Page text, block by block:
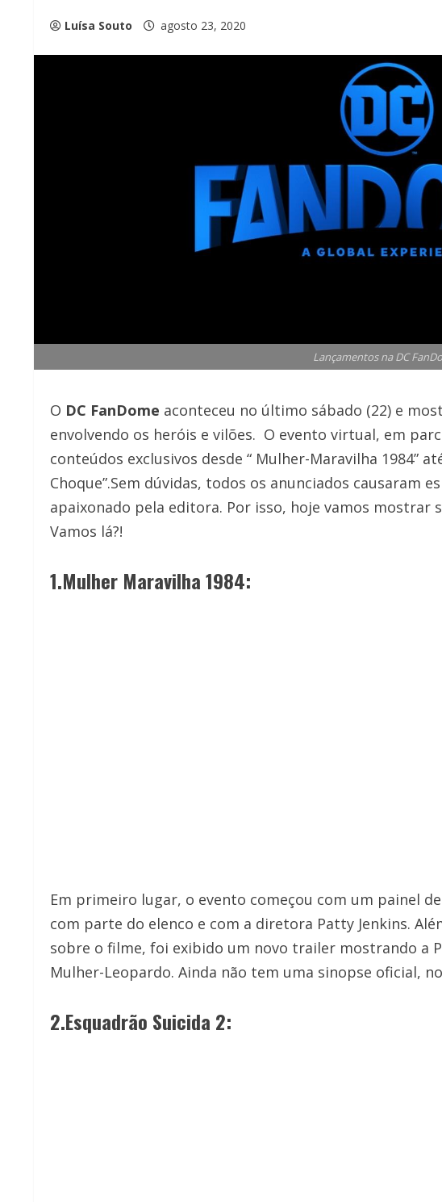
Luísa Souto agosto 23, 2020
Lançamentos na DC
O DC FanDome aconteceu no último sábado (22) e
envolvendo os heróis e vilões. O evento virtual, em
conteúdos exclusivos desde “ Mulher-Maravilha 1984”
Choque”.Sem dúvidas, todos os anunciados causaram
apaixonado pela editora. Por isso, hoje vamos mostrar
Vamos lá?!
1.Mulher Maravilha 1984:
Em primeiro lugar, o evento começou com um painel de
com parte do elenco e com a diretora Patty Jenkins.
sobre o filme, foi exibido um novo trailer mostrando a
Mulher-Leopardo. Ainda não tem uma sinopse oficial,
2.Esquadrão Suicida 2: